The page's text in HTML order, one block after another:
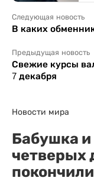
Следующая новость
В каких
Предыдущая новость
Свежие курсы
7 декабря
Новости мира
Бабушка и
четверых